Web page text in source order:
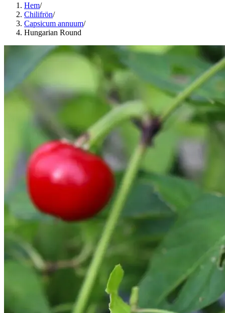
Hem/
Chilifrön/
Capsicum annuum/
Hungarian Round